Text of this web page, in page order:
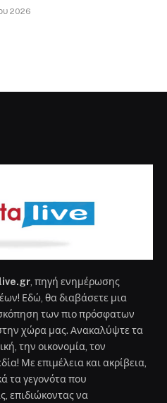
2026
, πηγή ενημέρωσης
Εδώ, θα διαβάσετε μια
των πιο πρόσφατων
χώρα μας. Ανακαλύψτε τα
την οικονομία, τον
Με επιμέλεια και ακρίβεια,
τα γεγονότα που
επιδιώκοντας να